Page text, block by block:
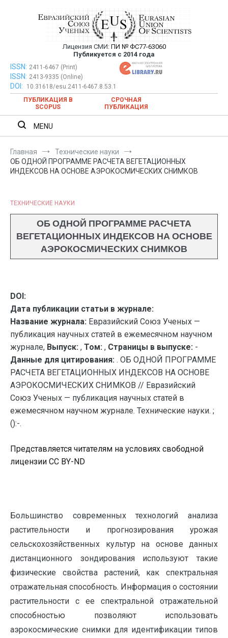
Евразийский Союз Ученых —
публикация научных статей в
ежемесячном научном журнале
Лицензия СМИ: ПИ № ФС77-63060
Публикуется с 2014 года
Евразийский Союз Ученых — публикация научных статей в
ежемесячном научном журнале
ISSN: 2411-6467 (Print)
ISSN: 2413-9335 (Online)
DOI:
10.31618/esu.2411-6467.8.53.1
ПУБЛИКАЦИЯ В
SCOPUS
СРОЧНАЯ
ПУБЛИКАЦИЯ
MENU
Главная
Технические науки
ОБ ОДНОЙ ПРОГРАММЕ РАСЧЕТА ВЕГЕТАЦИОННЫХ
ИНДЕКСОВ НА ОСНОВЕ АЭРОКОСМИЧЕСКИХ СНИМКОВ
ТЕХНИЧЕСКИЕ НАУКИ
ОБ ОДНОЙ ПРОГРАММЕ РАСЧЕТА
ВЕГЕТАЦИОННЫХ ИНДЕКСОВ НА ОСНОВЕ
АЭРОКОСМИЧЕСКИХ СНИМКОВ
DOI:
Дата публикации статьи в журнале:
Название журнала: Евразийский Союз Ученых —
публикация научных статей в ежемесячном научном
журнале, Выпуск: , Том: , Страницы в выпуске: -
Данные для цитирования: . ОБ ОДНОЙ ПРОГРАММЕ
РАСЧЕТА ВЕГЕТАЦИОННЫХ ИНДЕКСОВ НА ОСНОВЕ
АЭРОКОСМИЧЕСКИХ СНИМКОВ // Евразийский
Союз Ученых — публикация научных статей в
ежемесячном научном журнале. Технические науки. ;
():-.
Представляется читателям на условиях свободной
лицензии CC BY-ND
Большинство современных технологий анализа
растительности и прогнозирования урожая
сельскохозяйственных культур на основе данных
дистанционного зондирования используют такие
физические свойства растений, как спектральная
отражательная способность. Информация о состоянии
растительности с ее спектральной отражательной
способностью позволяют использовать
аэрокосмические снимки для идентификации типов